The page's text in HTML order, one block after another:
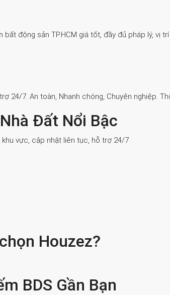
bất động sản TP.HCM giá tốt, đầy đủ pháp lý,
24/7. An toàn, Nhanh chóng, Chuyên nghiệp.
Đất Nổi Bậc
vực, cập nhật liên tục, hỗ trợ 24/7
Houzez?
BDS Gần Bạn